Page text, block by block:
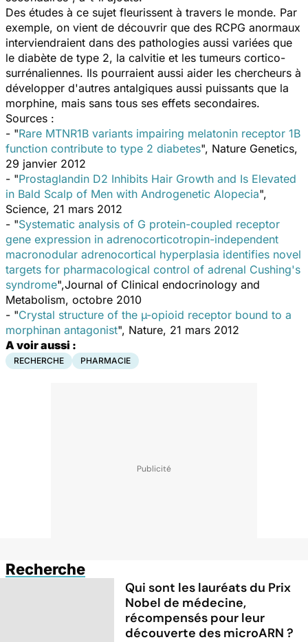
Des études à ce sujet fleurissent à travers le monde. Par
exemple, on vient de découvrir que des RCPG anormaux
interviendraient dans des pathologies aussi variées que
le diabète de type 2, la calvitie et les tumeurs cortico-
surrénaliennes. Ils pourraient aussi aider les chercheurs à
développer d'autres antalgiques aussi puissants que la
morphine, mais sans tous ses effets secondaires.
Sources :
- "Rare MTNR1B variants impairing melatonin receptor 1B
function contribute to type 2 diabetes", Nature Genetics,
29 janvier 2012
- "Prostaglandin D2 Inhibits Hair Growth and Is Elevated
in Bald Scalp of Men with Androgenetic Alopecia",
Science, 21 mars 2012
- "Systematic analysis of G protein-coupled receptor
gene expression in adrenocorticotropin-independent
macronodular adrenocortical hyperplasia identifies novel
targets for pharmacological control of adrenal Cushing's
syndrome",Journal of Clinical endocrinology and
Metabolism, octobre 2010
- "Crystal structure of the µ-opioid receptor bound to a
morphinan antagonist", Nature, 21 mars 2012
A voir aussi :
RECHERCHE PHARMACIE
Recherche
Qui sont les lauréats du Prix
Nobel de médecine,
récompensés pour leur
découverte des microARN ?